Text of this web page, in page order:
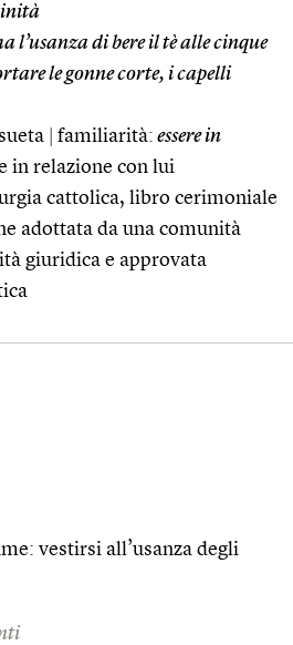
l’usanza di bere il tè alle cinque
le gonne corte, i capelli
familiarità: essere in
in relazione con lui
cattolica, libro cerimoniale
adottata da una comunità
giuridica e approvata
vestirsi all’usanza degli